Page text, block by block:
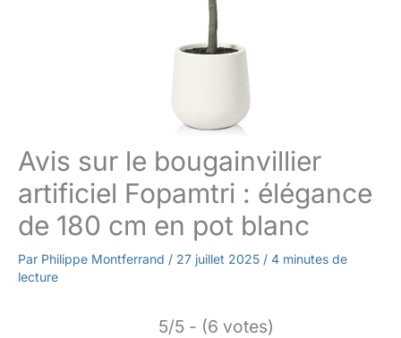
Avis sur le bougainvillier
artificiel Fopamtri : élégance
de 180 cm en pot blanc
Par Philippe Montferrand / 27 juillet 2025 / 4 minutes de
lecture
5/5 - (6 votes)